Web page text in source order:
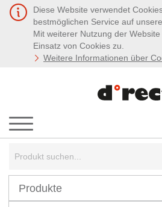
Diese Website verwendet
bestmöglichen Service auf
Mit weiterer Nutzung der
Einsatz von Cookies zu.
Weitere Informationen über
Menü
Produkte